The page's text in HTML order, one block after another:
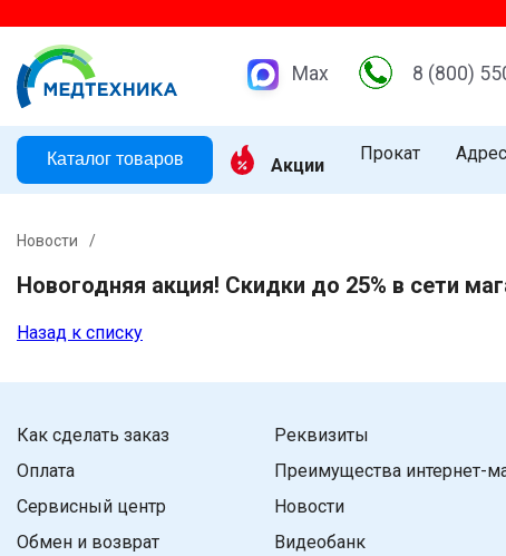
Max 8 (800)
Каталог товаров Акции
Прокат
Новости /
Новогодняя акция! Скидки до 25% в сети
Назад к списку
Как сделать заказ
Оплата
Сервисный центр
Обмен и возврат
Реквизиты
Преимущества интернет-
Новости
Видеобанк